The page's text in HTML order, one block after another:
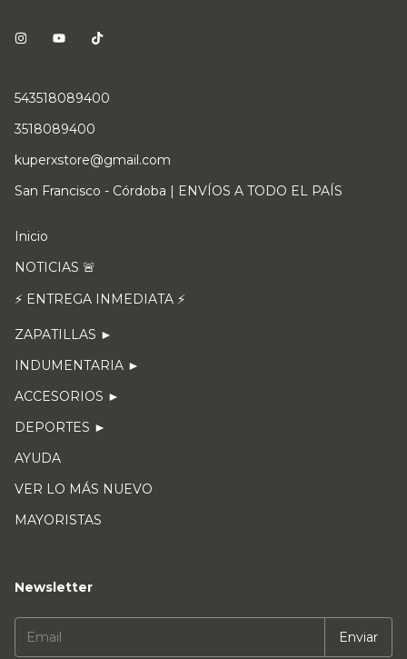
543518089400
3518089400
kuperxstore@gmail.com
San Francisco - Córdoba | ENVÍOS A TODO EL PAÍS
Inicio
NOTICIAS 🚨
⚡ ENTREGA INMEDIATA ⚡
ZAPATILLAS ►
INDUMENTARIA ►
ACCESORIOS ►
DEPORTES ►
AYUDA
VER LO MÁS NUEVO
MAYORISTAS
Newsletter